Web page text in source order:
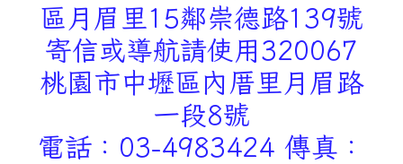
區月眉里15鄰崇德路139號
寄信或導航請使用320067
桃園市中壢區內厝里月眉路
一段8號
電話：03-4983424 傳真：